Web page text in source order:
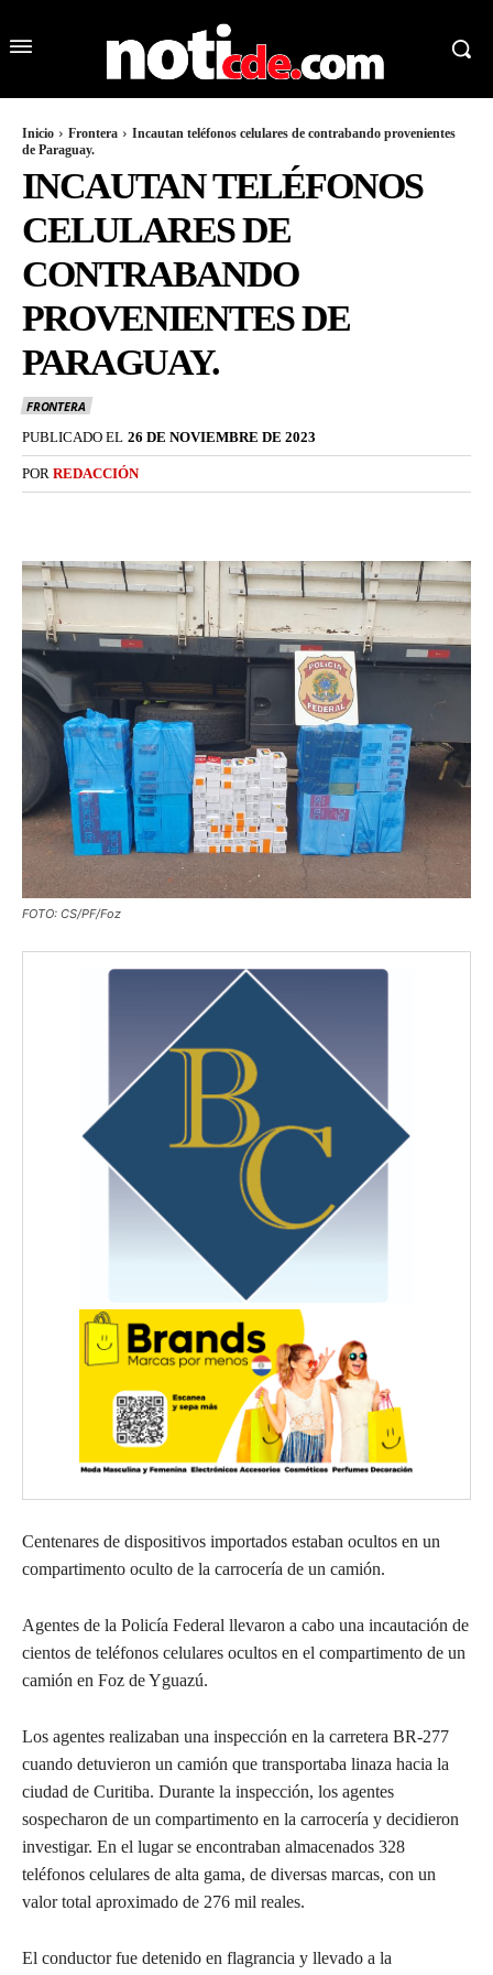
Inicio Frontera
Incautan teléfonos celulares de contrabando provenientes
de Paraguay.
INCAUTAN TELÉFONOS
CELULARES DE
CONTRABANDO
PROVENIENTES DE
PARAGUAY.
FRONTERA
PUBLICADO EL 26 DE NOVIEMBRE DE 2023
POR REDACCIÓN
FOTO: CS/PF/Foz
Centenares de dispositivos importados estaban ocultos en un
compartimento oculto de la carrocería de un camión.
Agentes de la Policía Federal llevaron a cabo una incautación de
cientos de teléfonos celulares ocultos en el compartimento de un
camión en Foz de Yguazú.
Los agentes realizaban una inspección en la carretera BR-277
cuando detuvieron un camión que transportaba linaza hacia la
ciudad de Curitiba. Durante la inspección, los agentes
sospecharon de un compartimento en la carrocería y decidieron
investigar. En el lugar se encontraban almacenados 328
teléfonos celulares de alta gama, de diversas marcas, con un
valor total aproximado de 276 mil reales.
El conductor fue detenido en flagrancia y llevado a la